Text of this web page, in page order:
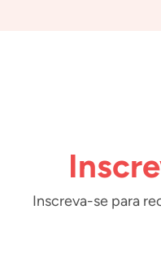
Inscreva-se para